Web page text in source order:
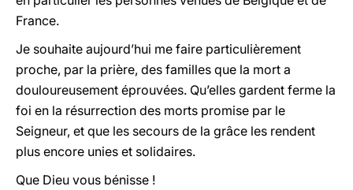
France.
Je souhaite aujourd’hui me faire particulièrement
proche, par la prière, des familles que la mort a
douloureusement éprouvées. Qu’elles gardent ferme la
foi en la résurrection des morts promise par le
Seigneur, et que les secours de la grâce les rendent
plus encore unies et solidaires.
Que Dieu vous bénisse !